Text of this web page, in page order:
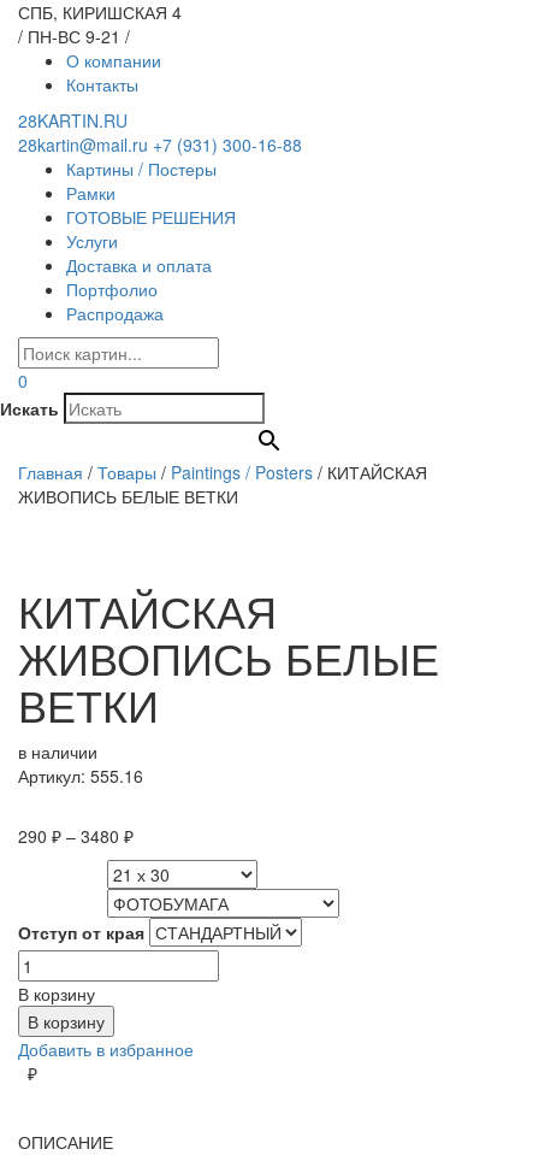
СПБ, КИРИШСКАЯ 4
/ ПН-ВС 9-21 /
О компании
Контакты
28KARTIN.RU
28kartin@mail.ru +7 (931) 300-16-88
Картины / Постеры
Рамки
ГОТОВЫЕ РЕШЕНИЯ
Услуги
Доставка и оплата
Портфолио
Распродажа
0
Искать
Главная / Товары / Paintings / Posters / КИТАЙСКАЯ
ЖИВОПИСЬ БЕЛЫЕ ВЕТКИ
КИТАЙСКАЯ
ЖИВОПИСЬ БЕЛЫЕ
ВЕТКИ
в наличии
Артикул: 555.16
290 ₽ – 3480 ₽
Отступ от края
Количество
товара
КИТАЙСКАЯ
ЖИВОПИСЬ
БЕЛЫЕ
ВЕТКИ
В корзину
В корзину
Добавить в избранное
₽
ОПИСАНИЕ